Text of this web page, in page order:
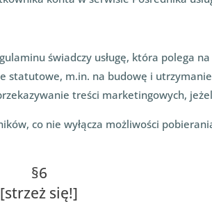
świadczy usługę, która polega
statutowe, m.in. na budowę i
treści marketingowych,
co nie wyłącza możliwości
§6
[strzeż się!]